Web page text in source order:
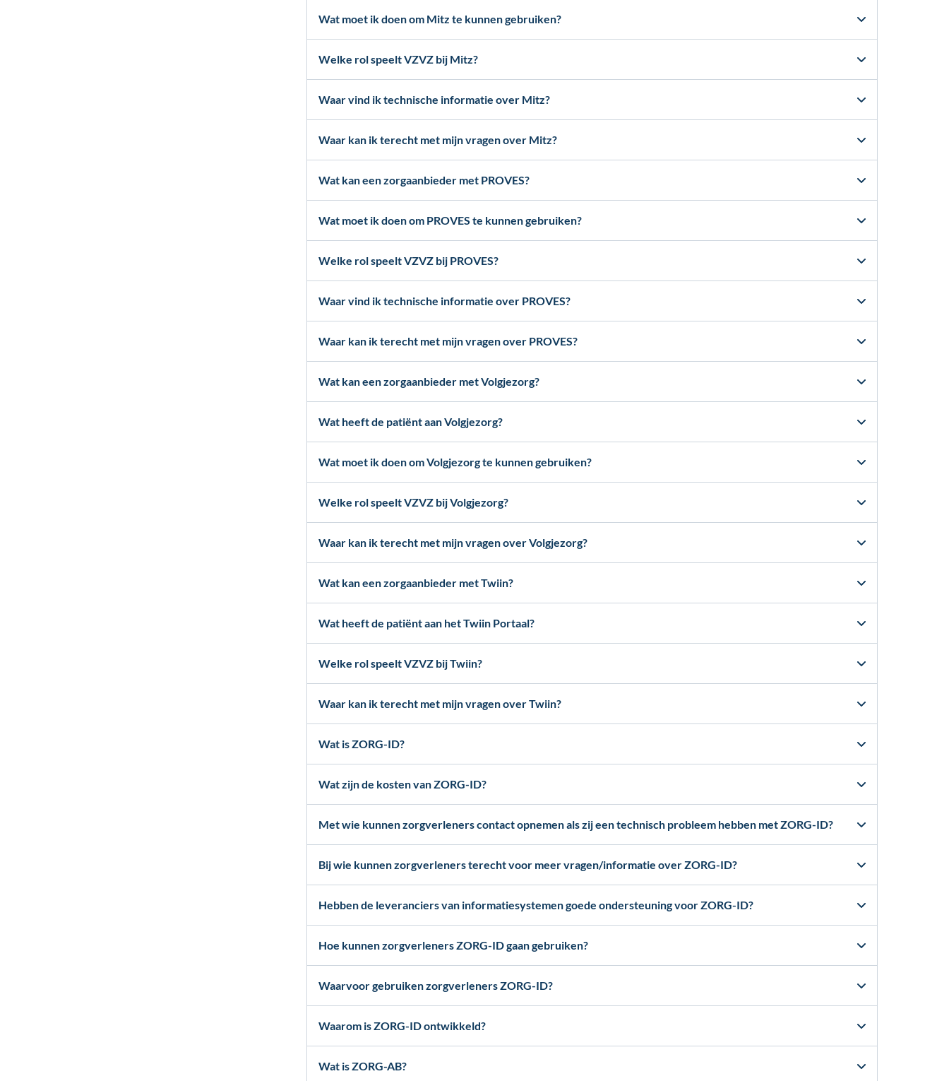
Wat moet ik doen om Mitz te kunnen gebruiken?
Welke rol speelt VZVZ bij Mitz?
Waar vind ik technische informatie over Mitz?
Waar kan ik terecht met mijn vragen over Mitz?
Wat kan een zorgaanbieder met PROVES?
Wat moet ik doen om PROVES te kunnen gebruiken?
Welke rol speelt VZVZ bij PROVES?
Waar vind ik technische informatie over PROVES?
Waar kan ik terecht met mijn vragen over PROVES?
Wat kan een zorgaanbieder met Volgjezorg?
Wat heeft de patiënt aan Volgjezorg?
Wat moet ik doen om Volgjezorg te kunnen gebruiken?
Welke rol speelt VZVZ bij Volgjezorg?
Waar kan ik terecht met mijn vragen over Volgjezorg?
Wat kan een zorgaanbieder met Twiin?
Wat heeft de patiënt aan het Twiin Portaal?
Welke rol speelt VZVZ bij Twiin?
Waar kan ik terecht met mijn vragen over Twiin?
Wat is ZORG-ID?
Wat zijn de kosten van ZORG-ID?
Met wie kunnen zorgverleners contact opnemen als zij een technisch probleem hebben met ZORG-ID?
Bij wie kunnen zorgverleners terecht voor meer vragen/informatie over ZORG-ID?
Hebben de leveranciers van informatiesystemen goede ondersteuning voor ZORG-ID?
Hoe kunnen zorgverleners ZORG-ID gaan gebruiken?
Waarvoor gebruiken zorgverleners ZORG-ID?
Waarom is ZORG-ID ontwikkeld?
Wat is ZORG-AB?